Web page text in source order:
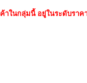
าในกลุ่มนี้ อยู่ในระดับราค